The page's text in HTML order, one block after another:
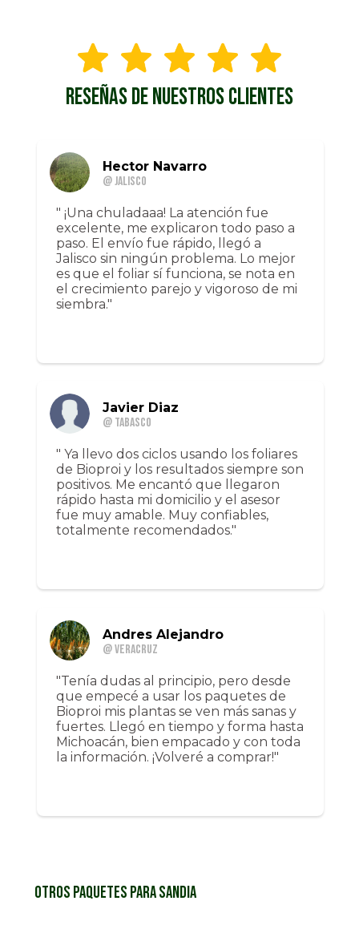
RESEÑAS DE NUESTROS CLIENTES
Hector Navarro
@ Jalisco
" ¡Una chuladaaa! La atención fue
excelente, me explicaron todo paso a
paso. El envío fue rápido, llegó a
Jalisco sin ningún problema. Lo mejor
es que el foliar sí funciona, se nota en
el crecimiento parejo y vigoroso de mi
siembra."
Javier Diaz
@ Tabasco
" Ya llevo dos ciclos usando los foliares
de Bioproi y los resultados siempre son
positivos. Me encantó que llegaron
rápido hasta mi domicilio y el asesor
fue muy amable. Muy confiables,
totalmente recomendados."
Andres Alejandro
@ Veracruz
"Tenía dudas al principio, pero desde
que empecé a usar los paquetes de
Bioproi mis plantas se ven más sanas y
fuertes. Llegó en tiempo y forma hasta
Michoacán, bien empacado y con toda
la información. ¡Volveré a comprar!"
Otros paquetes para Sandia